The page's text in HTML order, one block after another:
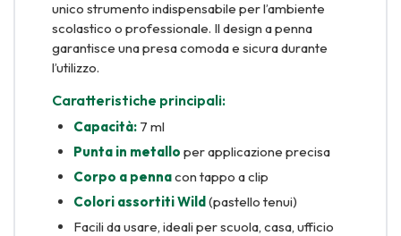
unico strumento indispensabile per l’ambiente
scolastico o professionale. Il design a penna
garantisce una presa comoda e sicura durante
l’utilizzo.
Caratteristiche principali:
Capacità:7 ml
Punta in metallo per applicazione precisa
Corpo a pennacon tappo a clip
Colori assortiti Wild(pastello tenui)
Facili da usare, ideali per scuola, casa, ufficio